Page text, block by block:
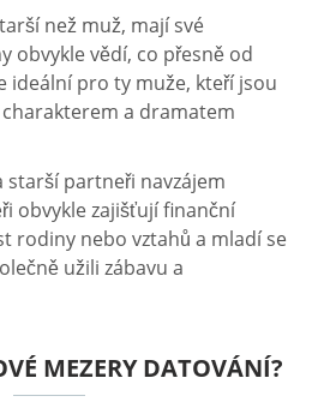
než muž, mají své
obvykle vědí, co přesně od
ideální pro ty muže, kteří jsou
a dramatem
starší partneři navzájem
obvykle zajišťují finanční
rodiny nebo vztahů a mladí se
užili zábavu a
MEZERY DATOVÁNÍ?